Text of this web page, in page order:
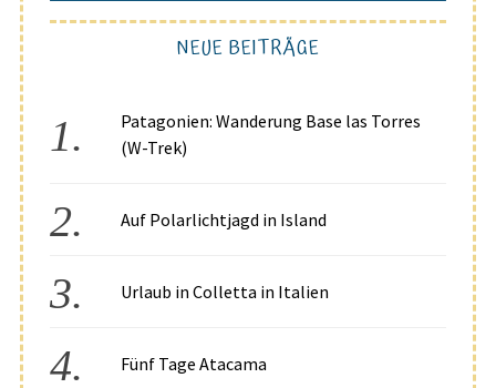
NEUE BEITRÄGE
Patagonien: Wanderung Base las Torres
(W-Trek)
Auf Polarlichtjagd in Island
Urlaub in Colletta in Italien
Fünf Tage Atacama